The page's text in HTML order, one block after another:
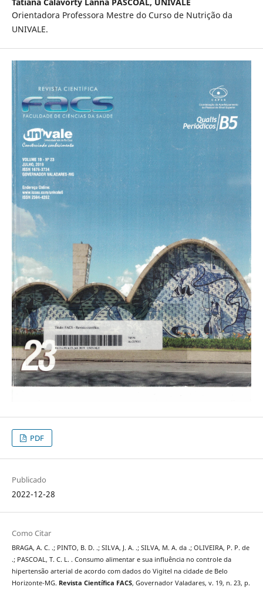
Orientadora Professora Mestre do Curso de Nutrição da
UNIVALE.
PDF
Publicado
2022-12-28
Como Citar
BRAGA, A. C. .; PINTO, B. D. .; SILVA, J. A. .; SILVA, M. A. da .; OLIVEIRA, P. P. de
.; PASCOAL, T. C. L. . Consumo alimentar e sua influência no controle da
hipertensão arterial de acordo com dados do Vigitel na cidade de Belo
Horizonte-MG. Revista Científica FACS, Governador Valadares, v. 19, n. 23, p.